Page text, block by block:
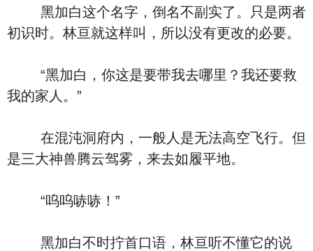
黑加白这个名字，倒名不副实了。只是两者
初识时。林亘就这样叫，所以没有更改的必要。
“黑加白，你这是要带我去哪里？我还要救
我的家人。”
在混沌洞府内，一般人是无法高空飞行。但
是三大神兽腾云驾雾，来去如履平地。
“呜呜哧哧！”
黑加白不时拧首口语，林亘听不懂它的说